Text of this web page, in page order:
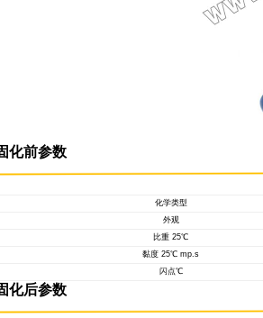
产品概述
ICM-3556